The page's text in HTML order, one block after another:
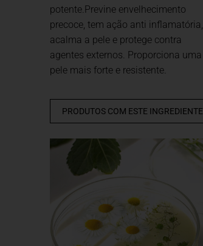
potente.Previne envelhecimento
precoce, tem ação anti inflamatória,
acalma a pele e protege contra
agentes externos. Proporciona uma
pele mais forte e resistente.
PRODUTOS COM ESTE INGREDIENTE